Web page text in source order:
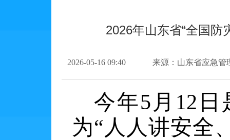
2026年山东省“全国
2026-05-16 09:40 来源：山东省应急管
今年5月12
为“人人讲安